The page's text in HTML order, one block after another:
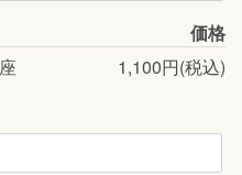
価格
1,100円(税込)